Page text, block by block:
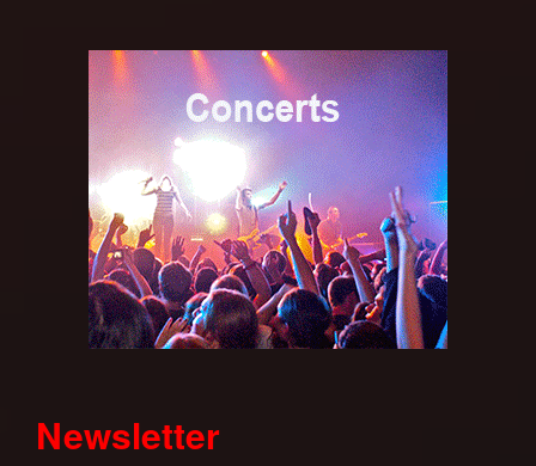
Newsletter